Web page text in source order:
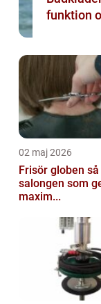
funktion
02 maj 2026
Frisör globen så hittar du
salongen som
maxim...